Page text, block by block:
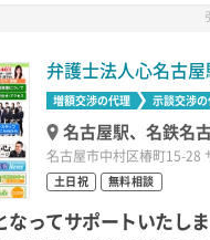
弁護士法人心名古
増額交渉の代理 示談交渉の
名古屋駅、名鉄名
名古屋市中村区椿町15-28
土日祝 無料相談
ってサポートいたしま